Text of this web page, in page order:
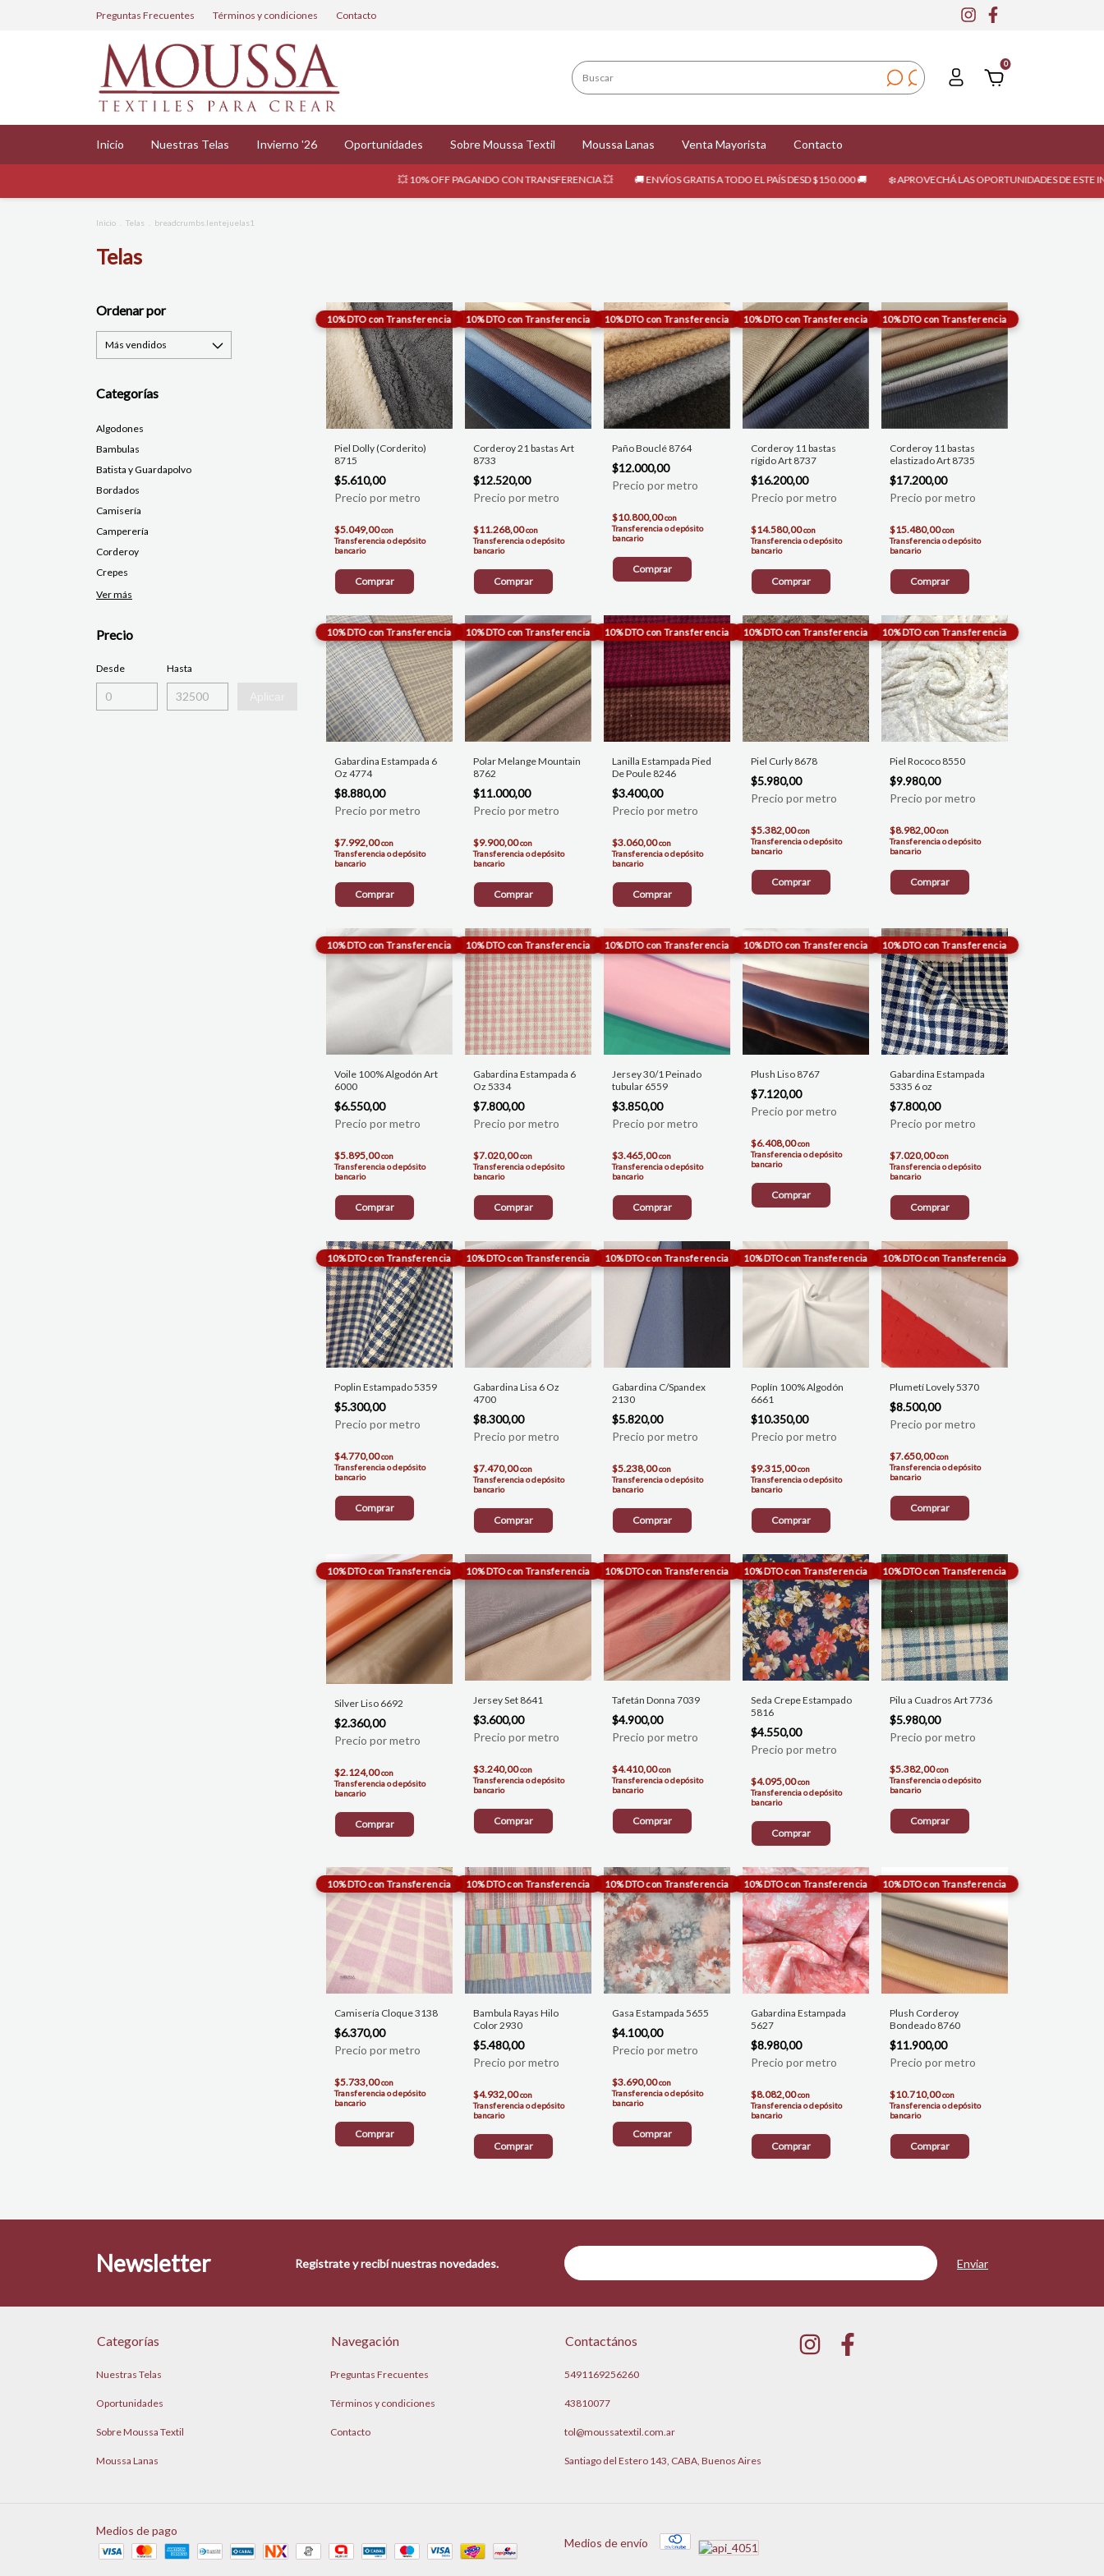
Preguntas Frecuentes Términos y condiciones Contacto
0
Inicio Nuestras Telas Invierno '26 Oportunidades Sobre Moussa Textil Moussa Lanas Venta Mayorista Contacto
💥 10% OFF PAGANDO CON TRANSFERENCIA 💥 🚚 ENVÍOS GRATIS A TODO EL PAÍS DESD $150.000 🚚 ❄️ APROVECHÁ LAS OPORTUNIDADES DE ESTE INVIERNO
Inicio Telas breadcrumbs.lentejuelas1
Telas
Ordenar por
Categorías
Algodones
Bambulas
Batista y Guardapolvo
Bordados
Camisería
Camperería
Corderoy
Crepes
Ver más
Precio
Desde Hasta
Piel Dolly (Corderito)
8715
$5.610,00
$5.049,00con
Transferencia o depósito
bancario
Comprar
Corderoy 21 bastas Art
8733
$12.520,00
$11.268,00con
Transferencia o depósito
bancario
Comprar
Paño Bouclé 8764
$12.000,00
$10.800,00con
Transferencia o depósito
bancario
Comprar
Corderoy 11 bastas
rígido Art 8737
$16.200,00
$14.580,00con
Transferencia o depósito
bancario
Comprar
Corderoy 11 bastas
elastizado Art 8735
$17.200,00
$15.480,00con
Transferencia o depósito
bancario
Comprar
Gabardina Estampada 6
Oz 4774
$8.880,00
$7.992,00con
Transferencia o depósito
bancario
Comprar
Polar Melange Mountain
8762
$11.000,00
$9.900,00con
Transferencia o depósito
bancario
Comprar
Lanilla Estampada Pied
De Poule 8246
$3.400,00
$3.060,00con
Transferencia o depósito
bancario
Comprar
Piel Curly 8678
$5.980,00
$5.382,00con
Transferencia o depósito
bancario
Comprar
Piel Rococo 8550
$9.980,00
$8.982,00con
Transferencia o depósito
bancario
Comprar
Voile 100% Algodón Art
6000
$6.550,00
$5.895,00con
Transferencia o depósito
bancario
Comprar
Gabardina Estampada 6
Oz 5334
$7.800,00
$7.020,00con
Transferencia o depósito
bancario
Comprar
Jersey 30/1 Peinado
tubular 6559
$3.850,00
$3.465,00con
Transferencia o depósito
bancario
Comprar
Plush Liso 8767
$7.120,00
$6.408,00con
Transferencia o depósito
bancario
Comprar
Gabardina Estampada
5335 6 oz
$7.800,00
$7.020,00con
Transferencia o depósito
bancario
Comprar
Poplin Estampado 5359
$5.300,00
$4.770,00con
Transferencia o depósito
bancario
Comprar
Gabardina Lisa 6 Oz
4700
$8.300,00
$7.470,00con
Transferencia o depósito
bancario
Comprar
Gabardina C/Spandex
2130
$5.820,00
$5.238,00con
Transferencia o depósito
bancario
Comprar
Poplín 100% Algodón
6661
$10.350,00
$9.315,00con
Transferencia o depósito
bancario
Comprar
Plumetí Lovely 5370
$8.500,00
$7.650,00con
Transferencia o depósito
bancario
Comprar
Silver Liso 6692
$2.360,00
$2.124,00con
Transferencia o depósito
bancario
Comprar
Jersey Set 8641
$3.600,00
$3.240,00con
Transferencia o depósito
bancario
Comprar
Tafetán Donna 7039
$4.900,00
$4.410,00con
Transferencia o depósito
bancario
Comprar
Seda Crepe Estampado
5816
$4.550,00
$4.095,00con
Transferencia o depósito
bancario
Comprar
Pilu a Cuadros Art 7736
$5.980,00
$5.382,00con
Transferencia o depósito
bancario
Comprar
Camisería Cloque 3138
$6.370,00
$5.733,00con
Transferencia o depósito
bancario
Comprar
Bambula Rayas Hilo
Color 2930
$5.480,00
$4.932,00con
Transferencia o depósito
bancario
Comprar
Gasa Estampada 5655
$4.100,00
$3.690,00con
Transferencia o depósito
bancario
Comprar
Gabardina Estampada
5627
$8.980,00
$8.082,00con
Transferencia o depósito
bancario
Comprar
Plush Corderoy
Bondeado 8760
$11.900,00
$10.710,00con
Transferencia o depósito
bancario
Comprar
Newsletter Registrate y recibí nuestras novedades.
Categorías
Nuestras Telas
Oportunidades
Sobre Moussa Textil
Moussa Lanas
Navegación
Preguntas Frecuentes
Términos y condiciones
Contacto
Contactános
5491169256260
43810077
tol@moussatextil.com.ar
Santiago del Estero 143, CABA, Buenos Aires
Medios de pago
Medios de envío